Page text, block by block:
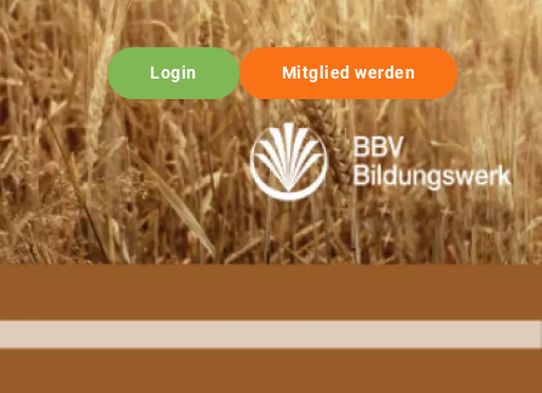
Login Mitglied werden